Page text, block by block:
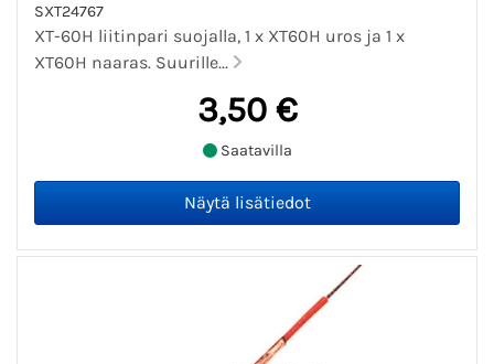
SXT24767
XT-60H liitinpari suojalla, 1 x XT60H uros ja 1 x
XT60H naaras. Suurille...
3,50 €
Saatavilla